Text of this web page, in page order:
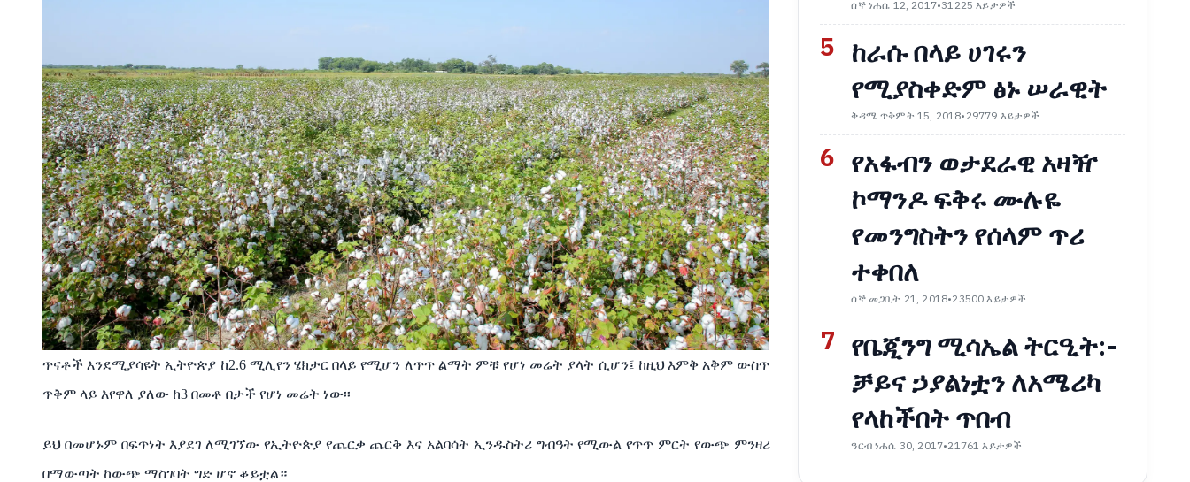
ጥናቶች እንደሚያሳዩት ኢትዮጵያ ከ2.6 ሚሊየን ሄክታር በላይ የሚሆን ለጥጥ ልማት ምቹ የሆነ መሬት ያላት ሲሆን፤ ከዚህ እምቅ አቅም ውስጥ
ጥቅም ላይ እየዋለ ያለው ከ3 በመቶ በታች የሆነ መሬት ነው፡፡
ይህ በመሆኑም በፍጥነት እያደገ ለሚገኘው የኢትዮጵያ የጨርቃ ጨርቅ እና አልባሳት ኢንዱስትሪ ግብዓት የሚውል የጥጥ ምርት የውጭ ምንዛሪ
በማውጣት ከውጭ ማስገባት ግድ ሆኖ ቆይቷል።
ሰኞ ነሐሴ 12, 2017•31225 እይታዎች
5 ከራሱ በላይ ሀገሩን
የሚያስቀድም ፅኑ ሠራዊት
ቅዳሜ ጥቅምት 15, 2018•29779 እይታዎች
6 የአፋብን ወታደራዊ አዛዥ
ኮማንዶ ፍቅሩ ሙሉዬ
የመንግስትን የሰላም ጥሪ
ተቀበለ
ሰኞ መጋቢት 21, 2018•23500 እይታዎች
7 የቤጂንግ ሚሳኤል ትርዒት:-
ቻይና ኃያልነቷን ለአሜሪካ
የላከችበት ጥበብ
ዓርብ ነሐሴ 30, 2017•21761 እይታዎች